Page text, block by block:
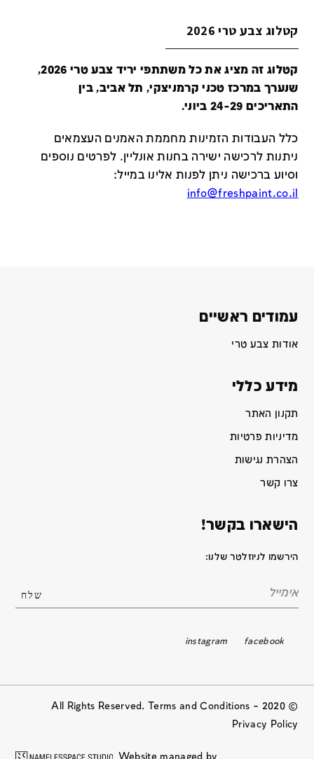
קטלוג צבע טרי 2026
קטלוג זה מציג את כל משתתפי יריד צבע טרי 2026,
שנערך במרכז טכני קרמניצקי, תל אביב, בין
התאריכים 24-29 ביוני.
כלל העבודות הזמינות מחממת האמנים העצמאים
ניתנות לרכישה ישירה בחנות אונליין. לפרטים נוספים
וסיוע ברכישה ניתן לפנות אלינו במייל:
info@freshpaint.co.il
עמודים ראשיים
אודות צבע טרי
מידע כללי
תקנון האתר
מדיניות פרטיות
הצהרת נגישות
צרו קשר
הישארו בקשר!
הירשמו לניוזלטר שלנו:
facebook
instagram
© 2020 All Rights Reserved. Terms and Conditions –
Privacy Policy
Website managed by